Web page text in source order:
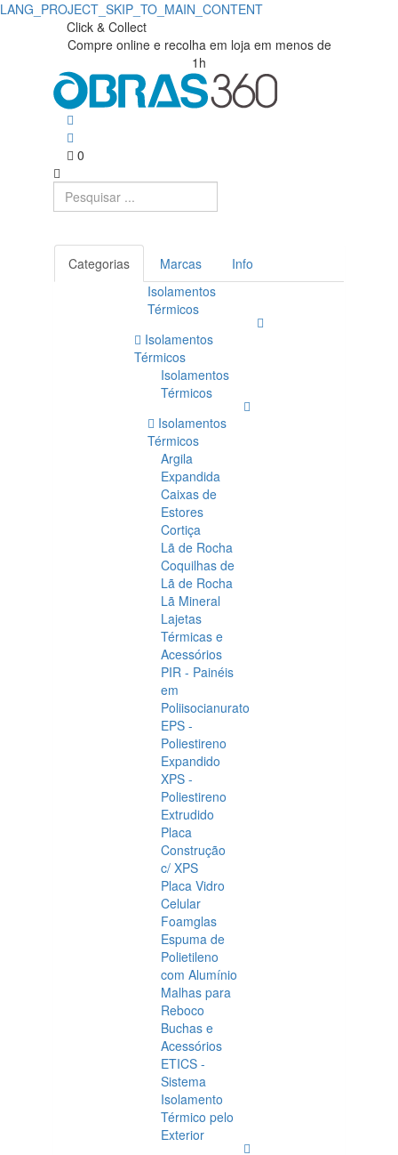
LANG_PROJECT_SKIP_TO_MAIN_CONTENT
Click & Collect
Compre online e recolha em loja em menos de
1h
0
Categorias Marcas
Info
Isolamentos
Térmicos
Isolamentos
Térmicos
Isolamentos
Térmicos
Isolamentos
Térmicos
Argila
Expandida
Caixas de
Estores
Cortiça
Lã de Rocha
Coquilhas de
Lã de Rocha
Lã Mineral
Lajetas
Térmicas e
Acessórios
PIR - Painéis
em
Poliisocianurato
EPS -
Poliestireno
Expandido
XPS -
Poliestireno
Extrudido
Placa
Construção
c/ XPS
Placa Vidro
Celular
Foamglas
Espuma de
Polietileno
com Alumínio
Malhas para
Reboco
Buchas e
Acessórios
ETICS -
Sistema
Isolamento
Térmico pelo
Exterior